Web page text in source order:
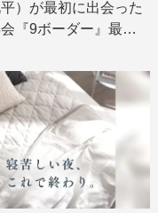
平）が最初に出会った
『9ボーダー』最終